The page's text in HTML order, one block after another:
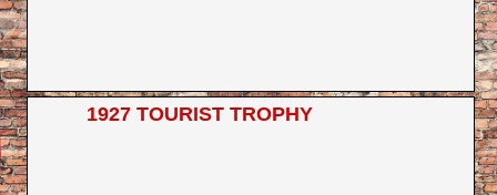
1927 TOURIST TROPHY